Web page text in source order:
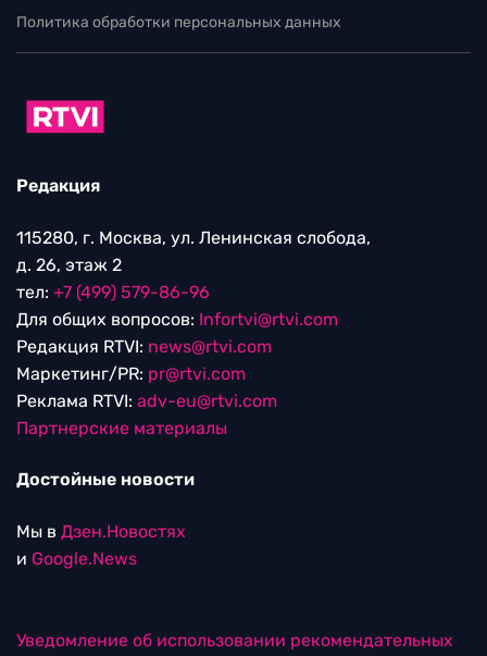
Политика обработки персональных данных
Редакция
115280, г. Москва, ул. Ленинская слобода,
д. 26, этаж 2
тел: +7 (499) 579-86-96
Для общих вопросов: Infortvi@rtvi.com
Редакция RTVI: news@rtvi.com
Маркетинг/PR: pr@rtvi.com
Реклама RTVI: adv-eu@rtvi.com
Партнерские материалы
Достойные новости
Мы в Дзен.Новостях
и Google.News
Уведомление об использовании рекомендательных